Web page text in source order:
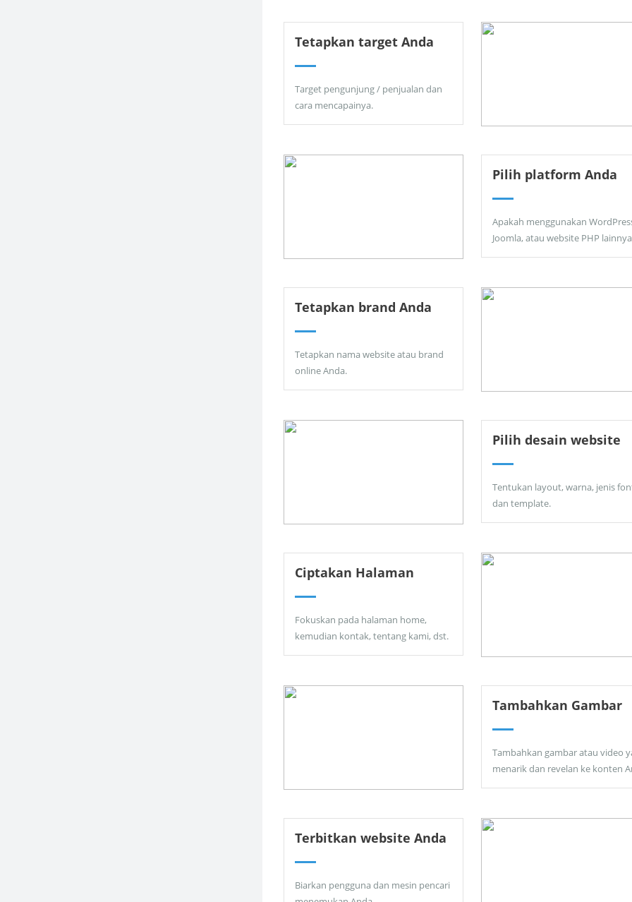
Tetapkan target Anda
Target pengunjung / penjualan dan
cara mencapainya.
Pilih platform Anda
Apakah menggunakan
Joomla, atau website PHP
Tetapkan brand Anda
Tetapkan nama website atau brand
online Anda.
Pilih desain website
Tentukan layout, warna, jenis
dan template.
Ciptakan Halaman
Fokuskan pada halaman home,
kemudian kontak, tentang kami, dst.
Tambahkan Gambar
Tambahkan gambar atau video
menarik dan revelan ke konten
Terbitkan website Anda
Biarkan pengguna dan mesin pencari